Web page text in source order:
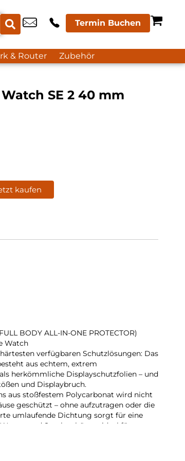
Termin Buchen
& Router Zubehör
SE 2 40 mm
kaufen
BODY ALL-IN-ONE PROTECTOR)
Watch
verfügbaren Schutzlösungen: Das
aus echtem, extrem
herkömmliche Displayschutzfolien – und
und Displaybruch.
aus stoßfestem Polycarbonat wird nicht
geschützt – ohne aufzutragen oder die
umlaufende Dichtung sorgt für eine
und Staub schützt – ideal für